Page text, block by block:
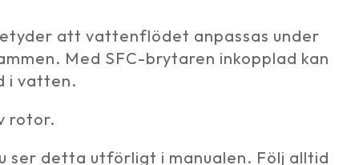
att vattenflödet anpassas under
Med SFC-brytaren inkopplad kan
i vatten.
rotor.
ser detta utförligt i manualen. Följ alltid